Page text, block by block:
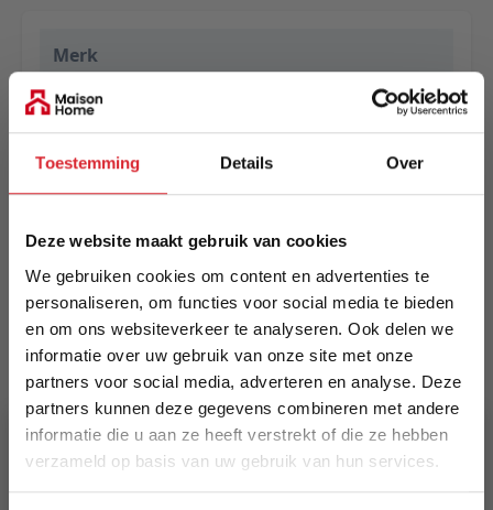
Toestemming Details Over
Deze website maakt gebruik van cookies
We gebruiken cookies om content en advertenties te
personaliseren, om functies voor social media te bieden
en om ons websiteverkeer te analyseren. Ook delen we
informatie over uw gebruik van onze site met onze
partners voor social media, adverteren en analyse. Deze
partners kunnen deze gegevens combineren met andere
informatie die u aan ze heeft verstrekt of die ze hebben
verzameld op basis van uw gebruik van hun services.
Merk
EAN
5414452701425
€ 395,00
Levertijd
Informeer naar de actuele levertijd
Kleur
5949
Maat
200 x 250 cm